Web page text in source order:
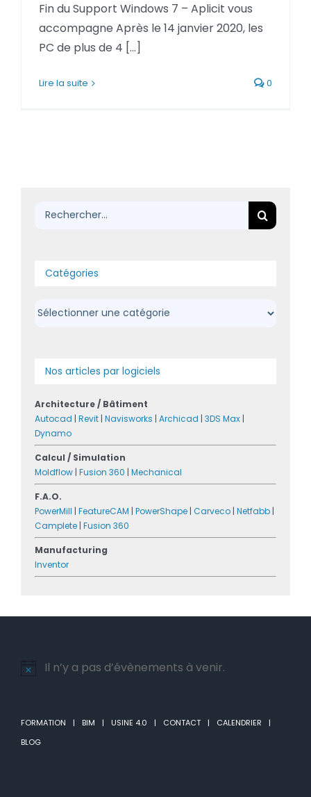
Fin du Support Windows 7 – Aplicit vous
accompagne Après le 14 janvier 2020, les
PC de plus de 4 [...]
Lire la suite 0
Rechercher:
Catégories
Catégories
Nos articles par logiciels
Architecture / Bâtiment
Autocad | Revit | Navisworks | Archicad | 3DS Max |
Dynamo
Calcul / Simulation
Moldflow | Fusion 360 | Mechanical
F.A.O.
PowerMill | FeatureCAM | PowerShape | Carveco | Netfabb |
Camplete | Fusion 360
Manufacturing
Inventor
Notice
Il n’y a pas d’évènements à venir.
FORMATION BIM USINE 4.0 CONTACT
CALENDRIER
BLOG